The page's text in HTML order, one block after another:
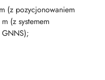
(z pozycjonowaniem
(z systemem